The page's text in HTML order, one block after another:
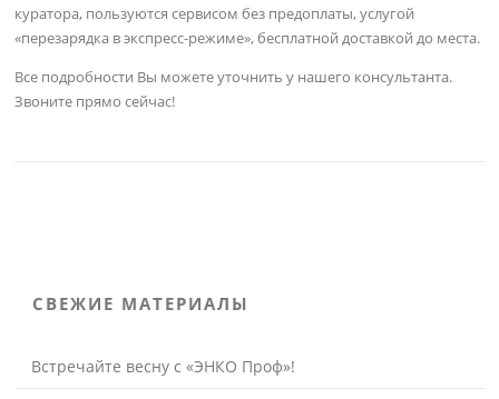
куратора, пользуются сервисом без предоплаты, услугой
«перезарядка в экспресс-режиме», бесплатной доставкой до места.
Все подробности Вы можете уточнить у нашего консультанта.
Звоните прямо сейчас!
СВЕЖИЕ МАТЕРИАЛЫ
Встречайте весну с «ЭНКО Проф»!